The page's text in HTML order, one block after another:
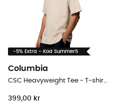
-5% Extra - Kod Summer5
Columbia
CSC Heavyweight Tee - T-shirt - Herr
399,00 kr